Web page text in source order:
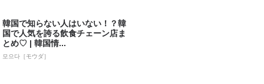
韓国で知らない人はいない！？韓
国で人気を誇る飲食チェーン店ま
とめ♡ | 韓国情...
모으다［モウダ］